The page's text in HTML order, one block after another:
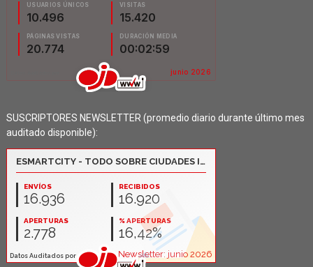
SUSCRIPTORES NEWSLETTER (promedio diario durante último mes
auditado disponible):